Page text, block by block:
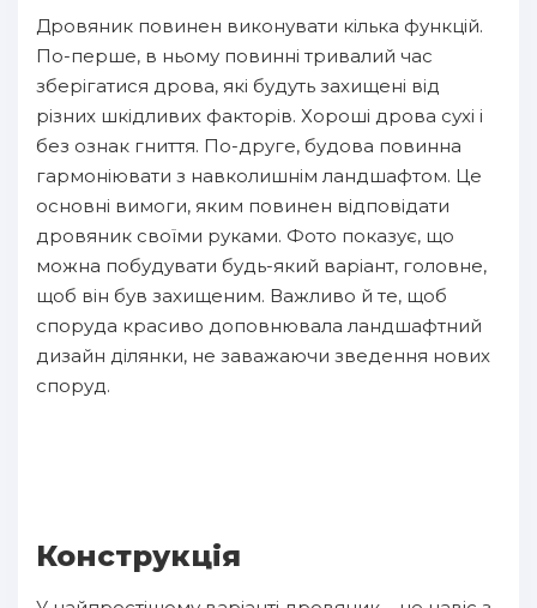
Дровяник повинен виконувати кілька функцій.
По-перше, в ньому повинні тривалий час
зберігатися дрова, які будуть захищені від
різних шкідливих факторів. Хороші дрова сухі і
без ознак гниття. По-друге, будова повинна
гармоніювати з навколишнім ландшафтом. Це
основні вимоги, яким повинен відповідати
дровяник своїми руками. Фото показує, що
можна побудувати будь-який варіант, головне,
щоб він був захищеним. Важливо й те, щоб
споруда красиво доповнювала ландшафтний
дизайн ділянки, не заважаючи зведення нових
споруд.
Конструкція